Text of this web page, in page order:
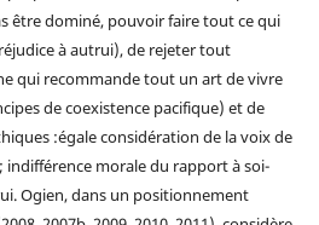
être dominé, pouvoir faire tout ce qui
à autrui), de rejeter tout
qui recommande tout un art de vivre
de coexistence pacifique) et de
:égale considération de la voix de
indifférence morale du rapport à soi-
Ogien, dans un positionnement